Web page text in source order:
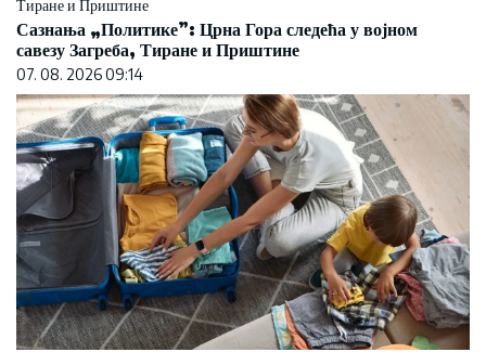
Сазнања „Политике”: Црна Гора следећа у војном
савезу Загреба, Тиране и Приштине
07. 08. 2026 09:14